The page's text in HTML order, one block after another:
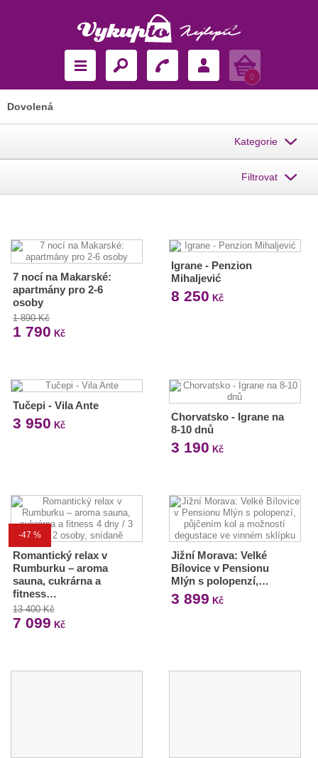
Košík
0
Dovolená
Kategorie
Filtrovat
7 nocí na Makarské:
apartmány pro 2-6
osoby
1 890 Kč
1 790 Kč
Igrane - Penzion
Mihaljević
8 250 Kč
Tučepi - Vila Ante
3 950 Kč
Chorvatsko - Igrane na
8-10 dnů
3 190 Kč
-47 %
Romantický relax v
Rumburku – aroma
sauna, cukrárna a
fitness…
13 400 Kč
7 099 Kč
Jižní Morava: Velké
Bílovice v Pensionu
Mlýn s polopenzí,…
3 899 Kč